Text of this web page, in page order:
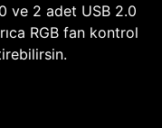
ve 2 adet USB 2.0
RGB fan kontrol